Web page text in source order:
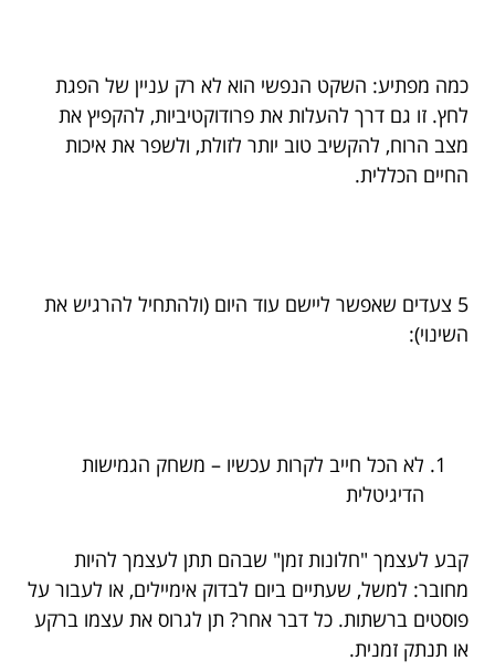
כמה מפתיע: השקט הנפשי הוא לא רק עניין של הפגת
לחץ. זו גם דרך להעלות את פרודוקטיביות, להקפיץ את
מצב הרוח, להקשיב טוב יותר לזולת, ולשפר את איכות
החיים הכללית.
5 צעדים שאפשר ליישם עוד היום (ולהתחיל להרגיש את
השינוי):
לא הכל חייב לקרות עכשיו – משחק הגמישות
הדיגיטלית
קבע לעצמך "חלונות זמן" שבהם תתן לעצמך להיות
מחובר: למשל, שעתיים ביום לבדוק אימיילים, או לעבור על
פוסטים ברשתות. כל דבר אחר? תן לגרוס את עצמו ברקע
או תנתק זמנית.